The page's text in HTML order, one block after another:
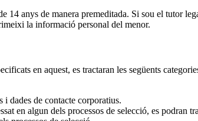
anys de manera premeditada. Si sou el tutor
la informació personal del menor.
en aquest, es tractaran les següents
i dades de contacte corporatius.
en algun dels processos de selecció, es podran